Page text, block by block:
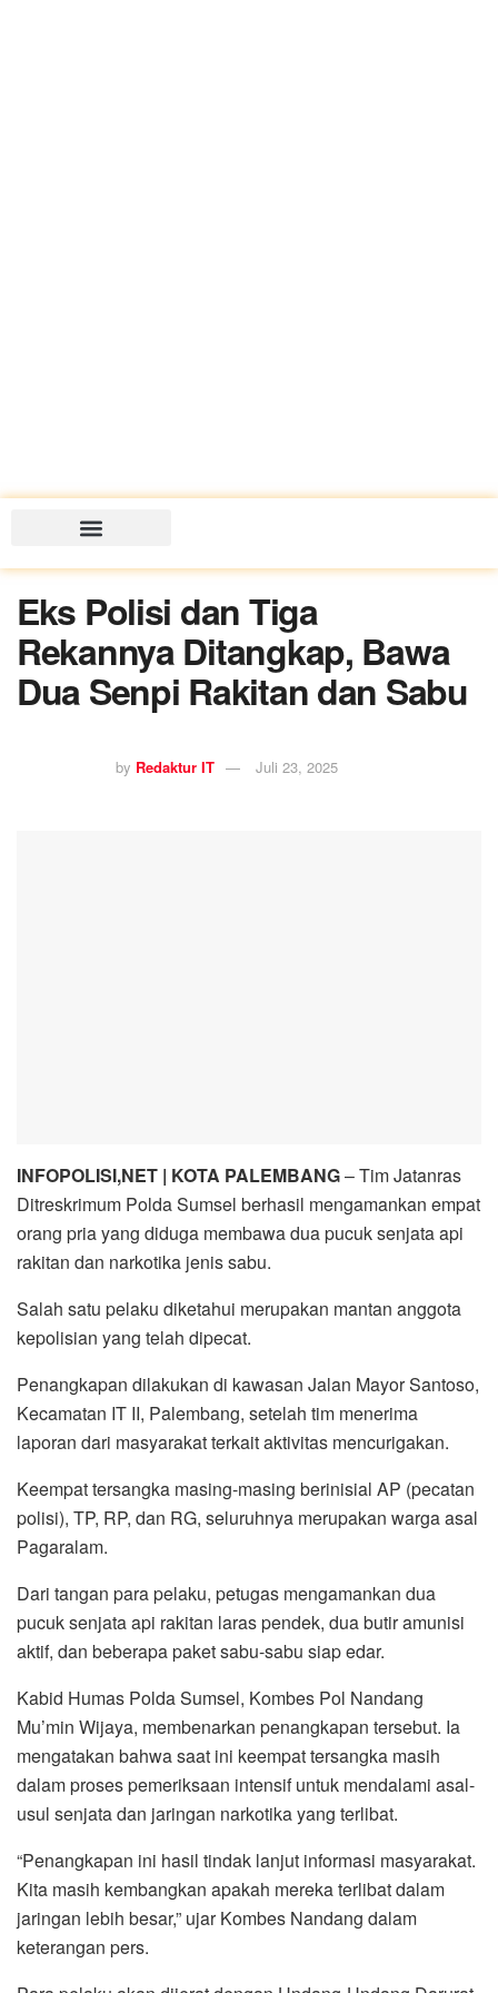
Eks Polisi dan Tiga
Rekannya Ditangkap, Bawa
Dua Senpi Rakitan dan Sabu
by Redaktur IT Juli 23, 2025
INFOPOLISI,NET | KOTA PALEMBANG– Tim Jatanras
Ditreskrimum Polda Sumsel berhasil mengamankan empat
orang pria yang diduga membawa dua pucuk senjata api
rakitan dan narkotika jenis sabu.
Salah satu pelaku diketahui merupakan mantan anggota
kepolisian yang telah dipecat.
Penangkapan dilakukan di kawasan Jalan Mayor Santoso,
Kecamatan IT II, Palembang, setelah tim menerima
laporan dari masyarakat terkait aktivitas mencurigakan.
Keempat tersangka masing-masing berinisial AP (pecatan
polisi), TP, RP, dan RG, seluruhnya merupakan warga asal
Pagaralam.
Dari tangan para pelaku, petugas mengamankan dua
pucuk senjata api rakitan laras pendek, dua butir amunisi
aktif, dan beberapa paket sabu-sabu siap edar.
Kabid Humas Polda Sumsel, Kombes Pol Nandang
Mu’min Wijaya, membenarkan penangkapan tersebut. Ia
mengatakan bahwa saat ini keempat tersangka masih
dalam proses pemeriksaan intensif untuk mendalami asal-
usul senjata dan jaringan narkotika yang terlibat.
“Penangkapan ini hasil tindak lanjut informasi masyarakat.
Kita masih kembangkan apakah mereka terlibat dalam
jaringan lebih besar,” ujar Kombes Nandang dalam
keterangan pers.